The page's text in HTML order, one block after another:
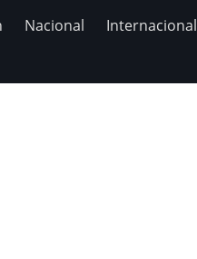
Nacional Internacional